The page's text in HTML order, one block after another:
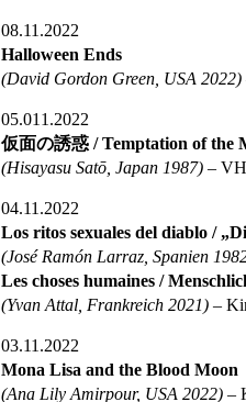
08.11.2022
Halloween Ends
(David Gordon Green, USA 2022)
05.011.2022
仮面の誘惑 / Temptation of the
(Hisayasu Satō, Japan 1987) –
04.11.2022
Los ritos sexuales del diablo /
(José Ramón Larraz, Spanien
Les choses humaines /
(Yvan Attal, Frankreich 2021) –
03.11.2022
Mona Lisa and the Blood Moon
(Ana Lily Amirpour, USA 2022) –